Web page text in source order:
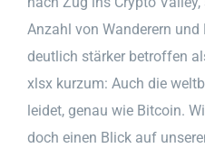
Anzahl von Wanderern
deutlich stärker betroffen
xlsx kurzum: Auch die
leidet, genau wie Bitcoin.
doch einen Blick auf